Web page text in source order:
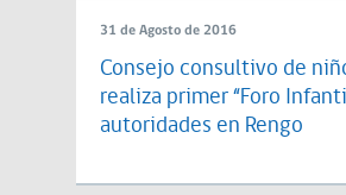
31 de Agosto de 2016
Consejo consultivo de
realiza primer “Foro
autoridades en Rengo